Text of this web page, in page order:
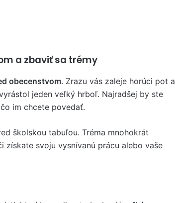
a zbaviť sa trémy
obecenstvom. Zrazu vás zaleje horúci pot a
jeden veľký hrboľ. Najradšej by ste
im chcete povedať.
školskou tabuľou. Tréma mnohokrát
získate svoju vysnívanú prácu alebo vaše